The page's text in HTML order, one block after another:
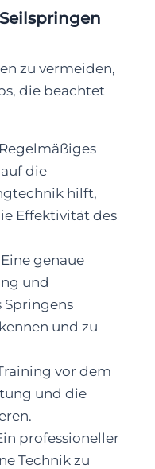
zu vermeiden,
die beachtet
die
hilft,
Effektivität des
genaue
und
Springens
und zu
vor dem
und die
professioneller
Technik zu